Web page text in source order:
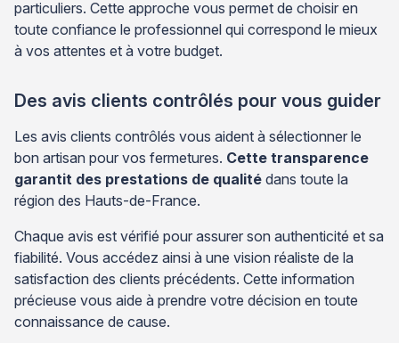
particuliers. Cette approche vous permet de choisir en
toute confiance le professionnel qui correspond le mieux
à vos attentes et à votre budget.
Des avis clients contrôlés pour vous guider
Les avis clients contrôlés vous aident à sélectionner le
bon artisan pour vos fermetures. Cette transparence
garantit des prestations de qualité dans toute la
région des Hauts-de-France.
Chaque avis est vérifié pour assurer son authenticité et sa
fiabilité. Vous accédez ainsi à une vision réaliste de la
satisfaction des clients précédents. Cette information
précieuse vous aide à prendre votre décision en toute
connaissance de cause.